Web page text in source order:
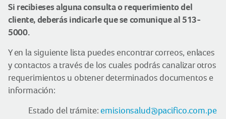
Si recibieses alguna consulta o requerimiento del
cliente, deberás indicarle que se comunique al 513-
5000.
Y en la siguiente lista puedes encontrar correos, enlaces
y contactos a través de los cuales podrás canalizar otros
requerimientos u obtener determinados documentos e
información:
Estado del trámite:emisionsalud@pacifico.com.pe